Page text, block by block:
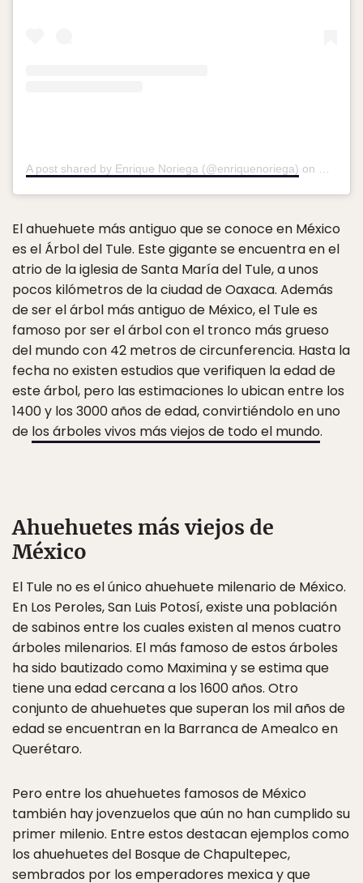
A post shared by Enrique Noriega (@enriquenoriega) on
El ahuehuete más antiguo que se conoce en México
es el Árbol del Tule. Este gigante se encuentra en el
atrio de la iglesia de Santa María del Tule, a unos
pocos kilómetros de la ciudad de Oaxaca. Además
de ser el árbol más antiguo de México, el Tule es
famoso por ser el árbol con el tronco más grueso
del mundo con 42 metros de circunferencia. Hasta la
fecha no existen estudios que verifiquen la edad de
este árbol, pero las estimaciones lo ubican entre los
1400 y los 3000 años de edad, convirtiéndolo en uno
de los árboles vivos más viejos de todo el mundo.
Ahuehuetes más viejos de
México
El Tule no es el único ahuehuete milenario de México.
En Los Peroles, San Luis Potosí, existe una población
de sabinos entre los cuales existen al menos cuatro
árboles milenarios. El más famoso de estos árboles
ha sido bautizado como Maximina y se estima que
tiene una edad cercana a los 1600 años. Otro
conjunto de ahuehuetes que superan los mil años de
edad se encuentran en la Barranca de Amealco en
Querétaro.
Pero entre los ahuehuetes famosos de México
también hay jovenzuelos que aún no han cumplido su
primer milenio. Entre estos destacan ejemplos como
los ahuehuetes del Bosque de Chapultepec,
sembrados por los emperadores mexica y que